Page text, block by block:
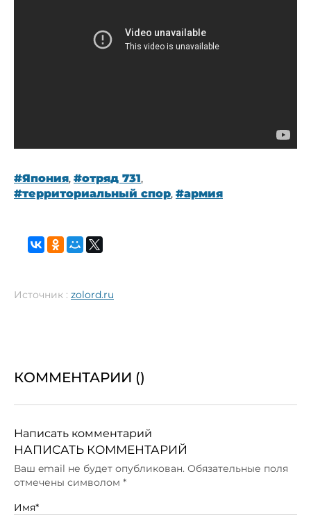
#Япония, #отряд 731,
#территориальный спор, #армия
Источник : zolord.ru
КОММЕНТАРИИ ()
Написать комментарий
НАПИСАТЬ КОММЕНТАРИЙ
Ваш email не будет опубликован. Обязательные поля
отмечены символом *
Имя*